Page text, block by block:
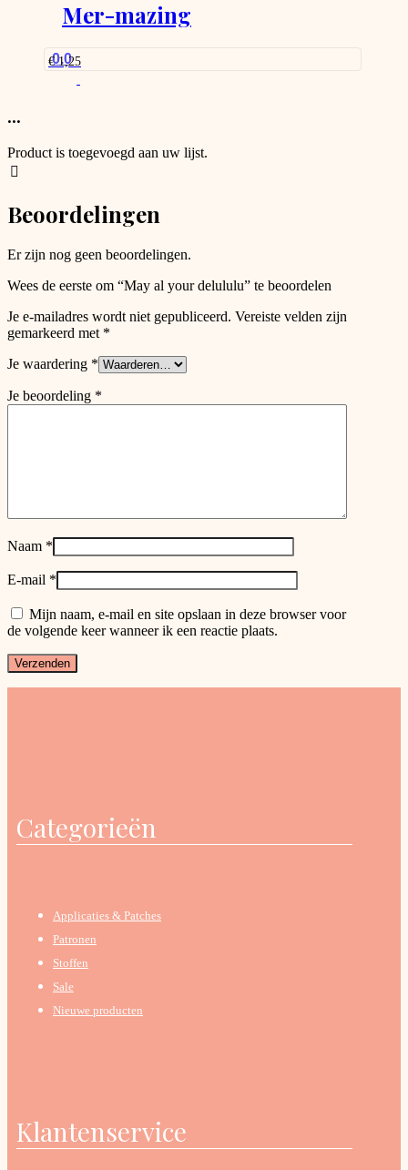
Mer-mazing
0.0
€1,25
...
Product is toegevoegd aan uw lijst.
Beoordelingen
Er zijn nog geen beoordelingen.
Wees de eerste om “May al your delululu” te beoordelen
Je e-mailadres wordt niet gepubliceerd. Vereiste velden zijn
gemarkeerd met *
Je waardering *
Je beoordeling *
Naam *
E-mail *
Mijn naam, e-mail en site opslaan in deze browser voor
de volgende keer wanneer ik een reactie plaats.
Categorieën
Applicaties & Patches
Patronen
Stoffen
Sale
Nieuwe producten
Klantenservice